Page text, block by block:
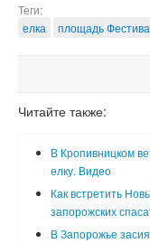
Теги:
елка
площадь
Читайте также:
В Кропивницком
елку. Видео
Как встретить
запорожских
В Запорожье